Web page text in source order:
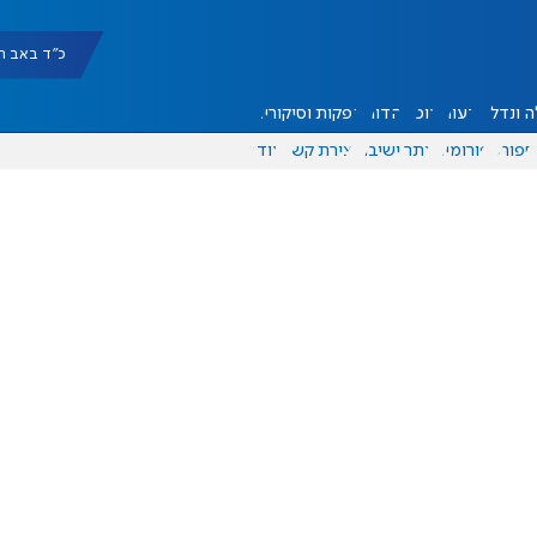
כ"ד באב תשפ"ו
ונדל"ן דעות אוכל יהדות הפקות וסיקורים
ספורט פורומים אתר ישיבה יצירת קשר עוד